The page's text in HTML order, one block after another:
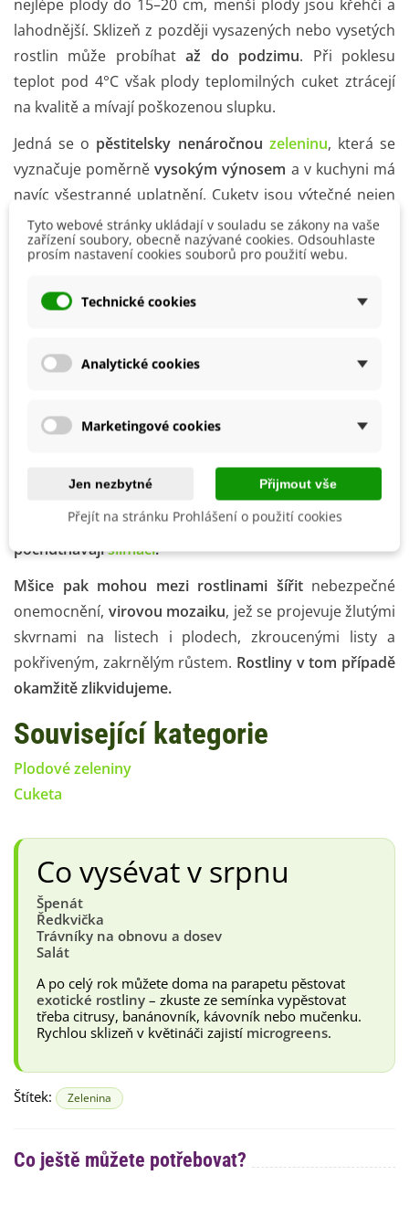
nejlépe plody do 15–20 cm, menší plody jsou křehčí a
lahodnější. Sklizeň z později vysazených nebo vysetých
rostlin může probíhataž do podzimu. Při poklesu
teplot pod 4°C však plody teplomilných cuket ztrácejí
na kvalitě a mívají poškozenou slupku.
Jedná se o pěstitelsky nenáročnou zeleninu, která se
vyznačuje poměrněvysokým výnosem a v kuchyni má
navíc všestranné uplatnění. Cukety jsou výtečné nejen
v tepelné úpravě,na smažení,zapékání i fritování, ale
jsou výtečné i čerstvé do zeleninových salátů.
však horké a suché počasí, může je napadnout plíseň
objevuje šedavý povlak. Prevencí je
pravidelná zálivka
napadené listy.Zasáhnout můžete i fungicidy nebo
odolnost proti plísním rovněž zvyšují.
Ze škůdců si na květech a mladých plodech rádi
pochutnávajíslimáci.
Mšice pak mohou mezi rostlinami šířitnebezpečné
onemocnění, virovou mozaiku, jež se projevuje žlutými
skvrnami na listech i plodech, zkroucenými listy a
pokřiveným, zakrnělým růstem. Rostliny v tom případě
okamžitě zlikvidujeme.
Související kategorie
Plodové zeleniny
Cuketa
Co vysévat v srpnu
Špenát
Ředkvička
Trávníky na obnovu a dosev
Salát
A po celý rok můžete doma na parapetu pěstovat
exotické rostliny – zkuste ze semínka vypěstovat
třeba citrusy, banánovník, kávovník nebo mučenku.
Rychlou sklizeň v květináči zajistí microgreens.
Štítek: Zelenina
Co ještě můžete potřebovat?
Tyto webové stránky ukládají v souladu se zákony na vaše
zařízení soubory, obecně nazývané cookies. Odsouhlaste
prosím nastavení cookies souborů pro použití webu.
Technické cookies
Analytické cookies
Marketingové cookies
Jen nezbytné Přijmout vše
Přejít na stránku Prohlášení o použití cookies